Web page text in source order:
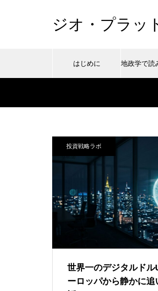
ジオ・プラッ
はじめに 地政学で読
Warning
content/themes/
投資戦略ラボ
世界一のデジタルドル
ーロッパから静かに追